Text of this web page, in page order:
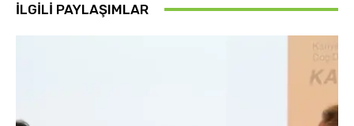
İLGİLİ PAYLAŞIMLAR